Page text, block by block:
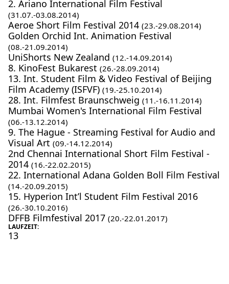
2. Ariano International Film Festival
(31.07.-03.08.2014)
Aeroe Short Film Festival 2014 (23.-29.08.2014)
Golden Orchid Int. Animation Festival
(08.-21.09.2014)
UniShorts New Zealand (12.-14.09.2014)
8. KinoFest Bukarest (26.-28.09.2014)
13. Int. Student Film & Video Festival of Beijing
Film Academy (ISFVF) (19.-25.10.2014)
28. Int. Filmfest Braunschweig (11.-16.11.2014)
Mumbai Women's International Film Festival
(06.-13.12.2014)
9. The Hague - Streaming Festival for Audio and
Visual Art (09.-14.12.2014)
2nd Chennai International Short Film Festival -
2014 (16.-22.02.2015)
22. International Adana Golden Boll Film Festival
(14.-20.09.2015)
15. Hyperion Int’l Student Film Festival 2016
(26.-30.10.2016)
DFFB Filmfestival 2017 (20.-22.01.2017)
LAUFZEIT:
13